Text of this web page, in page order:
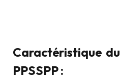
Caractéristique
PPSSPP :